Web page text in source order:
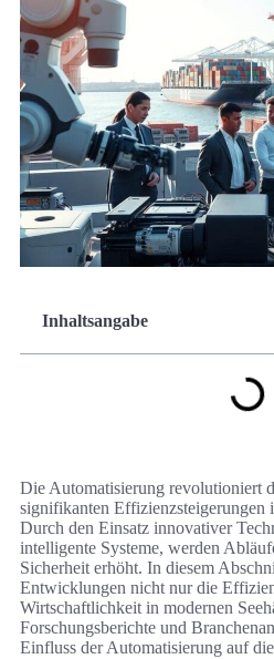
Inhaltsangabe
Die Automatisierung revolutioniert
signifikanten Effizienzsteigerungen
Durch den Einsatz innovativer
intelligente Systeme, werden
Sicherheit erhöht. In diesem
Entwicklungen nicht nur die
Wirtschaftlichkeit in modernen
Forschungsberichte und
Einfluss der Automatisierung auf